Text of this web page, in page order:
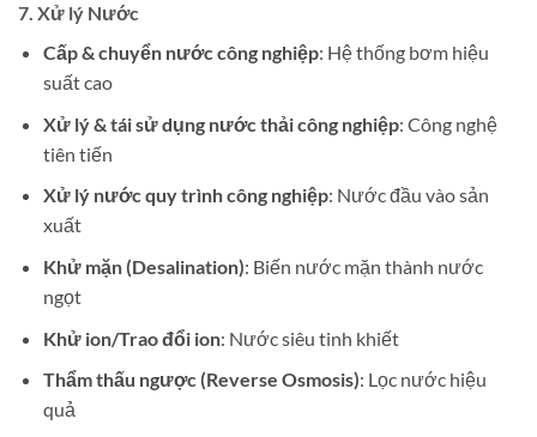
7. Xử lý Nước
Cấp & chuyển nước công nghiệp: Hệ thống bơm hiệu
suất cao
Xử lý & tái sử dụng nước thải công nghiệp: Công nghệ
tiên tiến
Xử lý nước quy trình công nghiệp: Nước đầu vào sản
xuất
Khử mặn (Desalination): Biến nước mặn thành nước
ngọt
Khử ion/Trao đổi ion: Nước siêu tinh khiết
Thẩm thấu ngược (Reverse Osmosis): Lọc nước hiệu
quả